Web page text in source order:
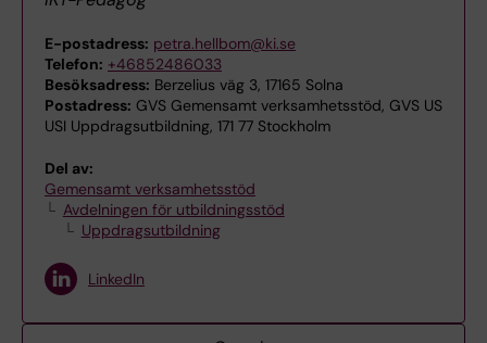
E-postadress: petra.hellbom@ki.se
Telefon: +46852486033
Besöksadress: Berzelius väg 3, 17165 Solna
Postadress: GVS Gemensamt verksamhetsstöd, GVS US
USI Uppdragsutbildning, 171 77 Stockholm
Del av:
Gemensamt verksamhetsstöd
Avdelningen för utbildningsstöd
Uppdragsutbildning
LinkedIn